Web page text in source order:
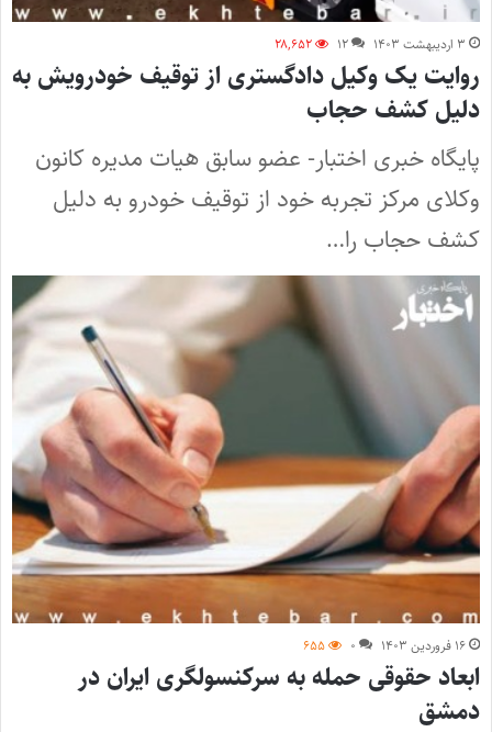
۳ اردیبهشت ۱۴۰۳ ۱۲ ۲۸,۶۵۲
روایت یک وکیل دادگستری از توقیف خودرویش به
دلیل کشف حجاب
پایگاه خبری اختبار- عضو سابق هیات مدیره کانون
وکلای مرکز تجربه خود از توقیف خودرو به دلیل
کشف حجاب را…
۱۶ فروردین ۱۴۰۳ ۰ ۶۵۵
ابعاد حقوقی حمله به سرکنسولگری ایران در
دمشق